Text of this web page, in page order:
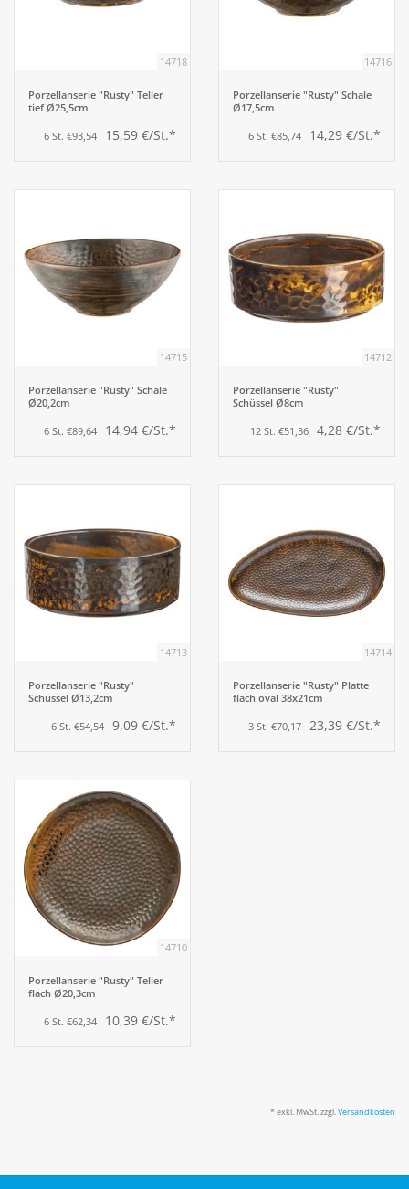
14718
Porzellanserie "Rusty" Teller
tief Ø25,5cm
6 St. €93,54 15,59 €/St.*
14716
Porzellanserie "Rusty" Schale
Ø17,5cm
6 St. €85,74 14,29 €/St.*
14715
Porzellanserie "Rusty" Schale
Ø20,2cm
6 St. €89,64 14,94 €/St.*
14712
Porzellanserie "Rusty"
Schüssel Ø8cm
12 St. €51,36 4,28 €/St.*
14713
Porzellanserie "Rusty"
Schüssel Ø13,2cm
6 St. €54,54 9,09 €/St.*
14714
Porzellanserie "Rusty" Platte
flach oval 38x21cm
3 St. €70,17 23,39 €/St.*
14710
Porzellanserie "Rusty" Teller
flach Ø20,3cm
6 St. €62,34 10,39 €/St.*
* exkl. MwSt. zzgl.Versandkosten